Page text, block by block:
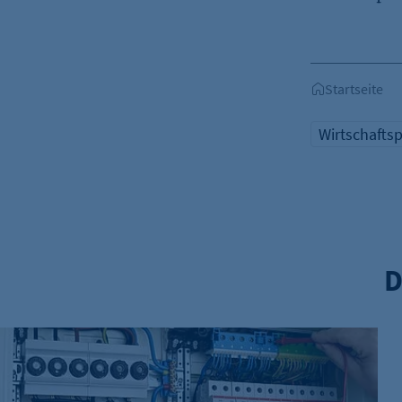
Cookie Laufzeit:
etracker Analytics
Startseite
Stromversorgung im Berliner Südwesten weitgehend